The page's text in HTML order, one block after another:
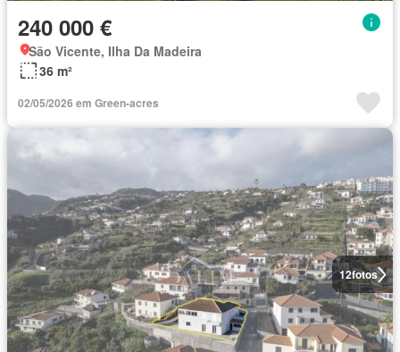
240 000 €
São Vicente, Ilha Da Madeira
36 m²
02/05/2026 em Green-acres
12fotos